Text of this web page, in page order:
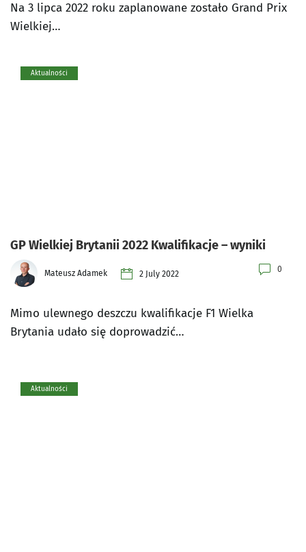
Na 3 lipca 2022 roku zaplanowane zostało Grand Prix
Wielkiej…
Aktualności
GP Wielkiej Brytanii 2022 Kwalifikacje – wyniki
Mateusz Adamek 2 July 2022 0
Mimo ulewnego deszczu kwalifikacje F1 Wielka
Brytania udało się doprowadzić…
Aktualności